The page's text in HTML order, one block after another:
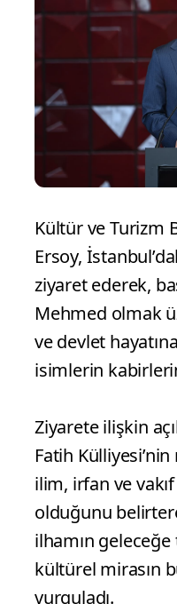
Kültür ve Turizm
Ersoy,
ziyaret ederek,
Mehmed olmak
ve devlet
isimlerin
Ziyarete ilişkin
Fatih
ilim, irfan ve
olduğunu
ilhamın geleceğe
kültürel mirasın
vurguladı.